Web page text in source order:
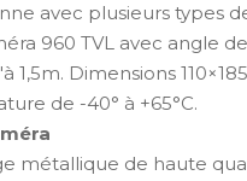
avec plusieurs types
960 TVL avec angle de
1,5m. Dimensions
de -40° à +65°C.
métallique de haute